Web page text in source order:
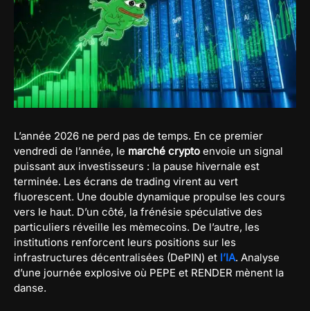
L’année 2026 ne perd pas de temps. En ce premier
vendredi de l’année, le marché crypto envoie un signal
puissant aux investisseurs : la pause hivernale est
terminée. Les écrans de trading virent au vert
fluorescent. Une double dynamique propulse les cours
vers le haut. D’un côté, la frénésie spéculative des
particuliers réveille les mèmecoins. De l’autre, les
institutions renforcent leurs positions sur les
infrastructures décentralisées (DePIN) et l’IA. Analyse
d’une journée explosive où PEPE et RENDER mènent la
danse.